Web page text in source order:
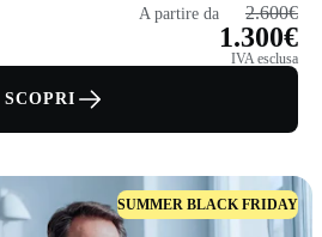
A partire da 2.600€
1.300€
IVA esclusa
SCOPRI
SUMMER BLACK FRIDAY